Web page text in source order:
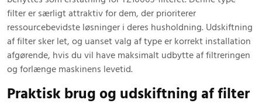
filter er særligt attraktiv for dem, der prioriterer
ressourcebevidste løsninger i deres husholdning. Udskiftning
af filter sker let, og uanset valg af type er korrekt installation
afgørende, hvis du vil have maksimalt udbytte af filtreringen
og forlænge maskinens levetid.
Praktisk brug og udskiftning af filter